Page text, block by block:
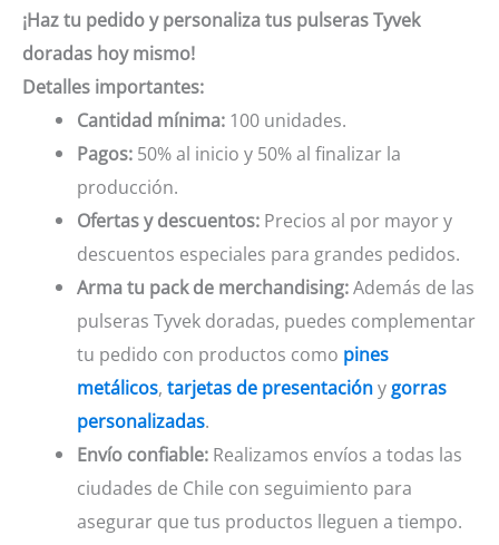
¡Haz tu pedido y personaliza tus pulseras Tyvek
doradas hoy mismo!
Detalles importantes:
Cantidad mínima: 100 unidades.
Pagos: 50% al inicio y 50% al finalizar la
producción.
Ofertas y descuentos: Precios al por mayor y
descuentos especiales para grandes pedidos.
Arma tu pack de merchandising:Además de las
pulseras Tyvek doradas, puedes complementar
tu pedido con productos como pines
metálicos,tarjetas de presentacióny gorras
personalizadas.
Envío confiable: Realizamos envíos a todas las
ciudades de Chile con seguimiento para
asegurar que tus productos lleguen a tiempo.